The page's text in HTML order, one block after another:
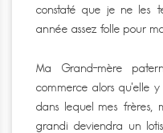
constaté que je ne les
année assez folle pour
Ma Grand-mère
commerce alors qu’elle
dans lequel mes frères,
grandi deviendra un